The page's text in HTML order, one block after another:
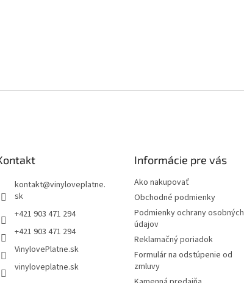
kontakt@vinyloveplatne.
sk
+421 903 471 294
+421 903 471 294
VinylovePlatne.sk
vinyloveplatne.sk
Informácie pre vás
Ako nakupovať
Obchodné podmienky
Podmienky ochrany osobných
údajov
Reklamačný poriadok
Formulár na odstúpenie od
zmluvy